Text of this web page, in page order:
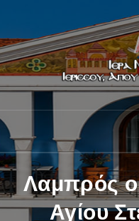
Λαμπρός ο
Αγίου